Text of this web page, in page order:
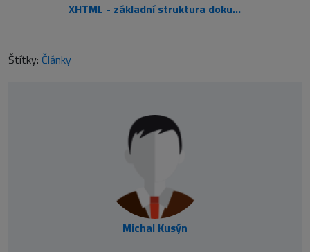
XHTML - základní struktura dokumentu
Štítky: Články
Michal Kusýn